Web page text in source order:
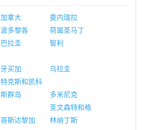
加拿大
委内瑞拉
波多黎各
荷属圣马丁
巴拉圭
智利
牙买加 乌拉圭
特克斯和凯科
斯群岛
多米尼克
哥斯达黎加
圣文森特和格
林纳丁斯